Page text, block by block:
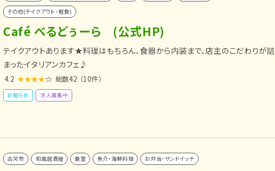
その他(テイクアウト・軽食)
Café べるどぅーら (公式HP)
テイクアウトあります★料理はもちろん、食器から内装まで、店主のこだわりが詰
まったイタリアンカフェ♪
4.2 ★★★★☆ 総数42 （10件）
お知らせ 求人募集中
古河市 和風居酒屋 食堂 魚介・海鮮料理 お弁当・サンドイッチ